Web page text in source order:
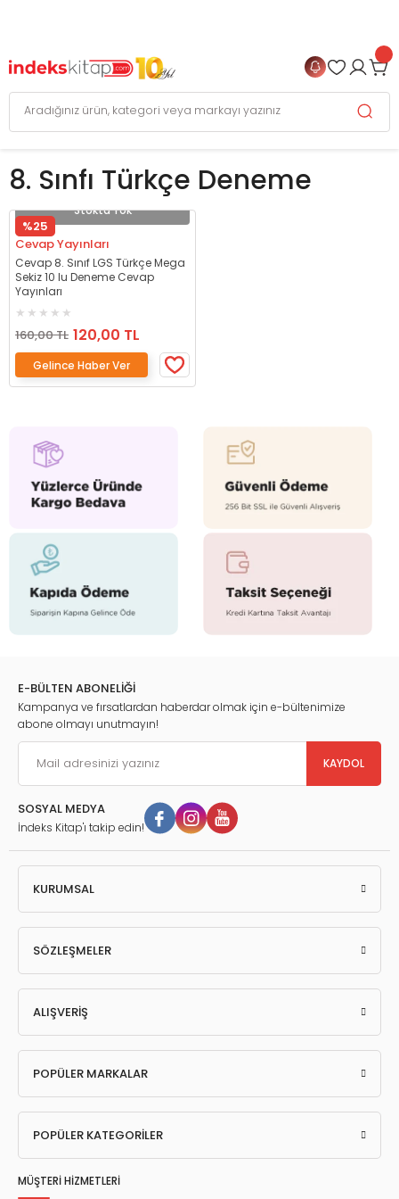
8. Sınfı Türkçe Deneme
Stokta Yok
%25
Cevap Yayınları
Cevap 8. Sınıf LGS Türkçe Mega
Sekiz 10 lu Deneme Cevap
Yayınları
160,00 TL 120,00 TL
Gelince Haber Ver
E-BÜLTEN ABONELİĞİ
Kampanya ve fırsatlardan haberdar olmak için e-bültenimize
abone olmayı unutmayın!
KAYDOL
SOSYAL MEDYA
İndeks Kitap'ı takip edin!
KURUMSAL
SÖZLEŞMELER
ALIŞVERİŞ
POPÜLER MARKALAR
POPÜLER KATEGORİLER
MÜŞTERİ HİZMETLERİ